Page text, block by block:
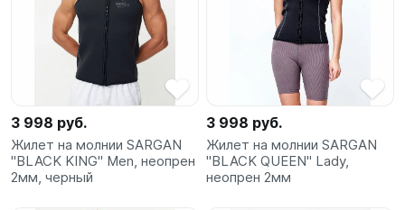
3 998 руб.
Жилет на молнии SARGAN
"BLACK KING" Men, неопрен
2мм, черный
3 998 руб.
Жилет на молнии SARGAN
"BLACK QUEEN" Lady,
неопрен 2мм